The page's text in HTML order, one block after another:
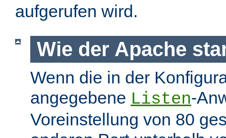
aufgerufen wird.
Wie der Apache
Wenn die in der
angegebene Listen-
Voreinstellung von 80